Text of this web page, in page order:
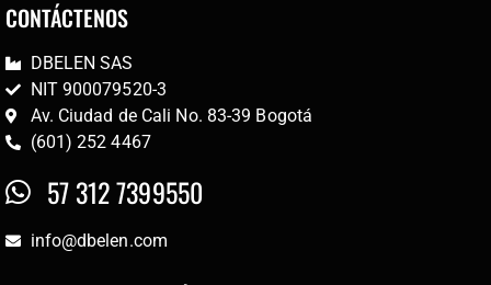
CONTÁCTENOS
DBELEN SAS
NIT 900079520-3
Av. Ciudad de Cali No. 83-39 Bogotá
(601) 252 4467
57 312 7399550
info@dbelen.com